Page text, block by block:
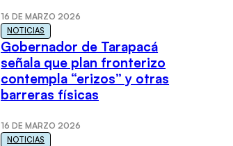
16 DE MARZO 2026
NOTICIAS
Gobernador de Tarapacá
señala que plan fronterizo
contempla “erizos” y otras
barreras físicas
16 DE MARZO 2026
NOTICIAS